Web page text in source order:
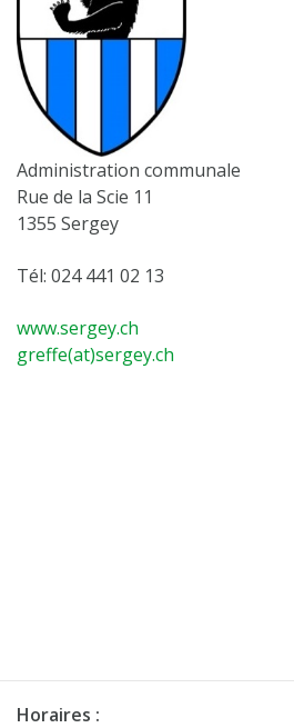
Administration communale
Rue de la Scie 11
1355 Sergey
Tél: 024 441 02 13
www.sergey.ch
greffe(at)sergey.ch
Horaires :